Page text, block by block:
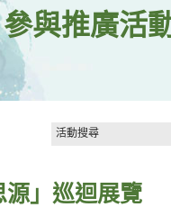
參與推廣活
」巡迴展覽